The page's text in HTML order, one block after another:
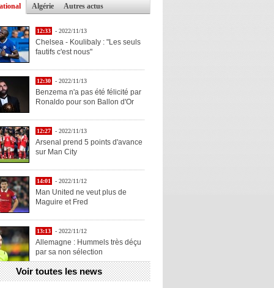
Algérie Autres actus
12:33 - 2022/11/13
Chelsea - Koulibaly : "Les seuls
fautifs c'est nous"
12:30 - 2022/11/13
Benzema n'a pas été félicité par
Ronaldo pour son Ballon d'Or
12:27 - 2022/11/13
Arsenal prend 5 points d'avance
sur Man City
14:01 - 2022/11/12
Man United ne veut plus de
Maguire et Fred
13:13 - 2022/11/12
Allemagne : Hummels très déçu
par sa non sélection
13:11 - 2022/11/12
Voir toutes les news